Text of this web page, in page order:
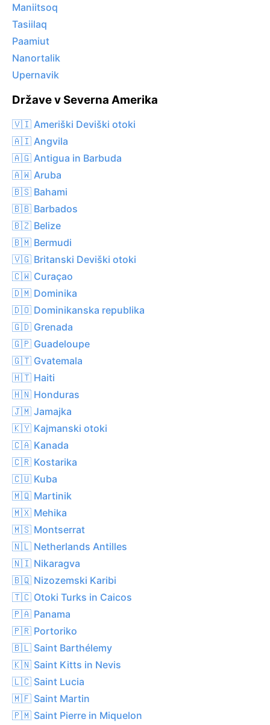
Maniitsoq
Tasiilaq
Paamiut
Nanortalik
Upernavik
Države v Severna Amerika
🇻🇮 Ameriški Deviški otoki
🇦🇮 Angvila
🇦🇬 Antigua in Barbuda
🇦🇼 Aruba
🇧🇸 Bahami
🇧🇧 Barbados
🇧🇿 Belize
🇧🇲 Bermudi
🇻🇬 Britanski Deviški otoki
🇨🇼 Curaçao
🇩🇲 Dominika
🇩🇴 Dominikanska republika
🇬🇩 Grenada
🇬🇵 Guadeloupe
🇬🇹 Gvatemala
🇭🇹 Haiti
🇭🇳 Honduras
🇯🇲 Jamajka
🇰🇾 Kajmanski otoki
🇨🇦 Kanada
🇨🇷 Kostarika
🇨🇺 Kuba
🇲🇶 Martinik
🇲🇽 Mehika
🇲🇸 Montserrat
🇳🇱 Netherlands Antilles
🇳🇮 Nikaragva
🇧🇶 Nizozemski Karibi
🇹🇨 Otoki Turks in Caicos
🇵🇦 Panama
🇵🇷 Portoriko
🇧🇱 Saint Barthélemy
🇰🇳 Saint Kitts in Nevis
🇱🇨 Saint Lucia
🇲🇫 Saint Martin
🇵🇲 Saint Pierre in Miquelon